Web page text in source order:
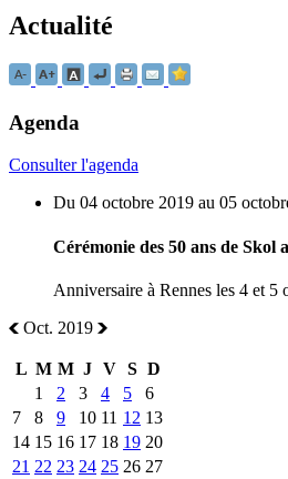
Actualité
Agenda
Consulter l'agenda
Du 04 octobre 2019 au 05
Cérémonie des 50 ans de Skol
Anniversaire à Rennes les 4 et 5
Oct. 2019
L M M J V S D
1
2 3 4 5
6
7
8 9 10 11 12 13
14 15 16 17 18 19 20
21 22 23 24 25 26 27